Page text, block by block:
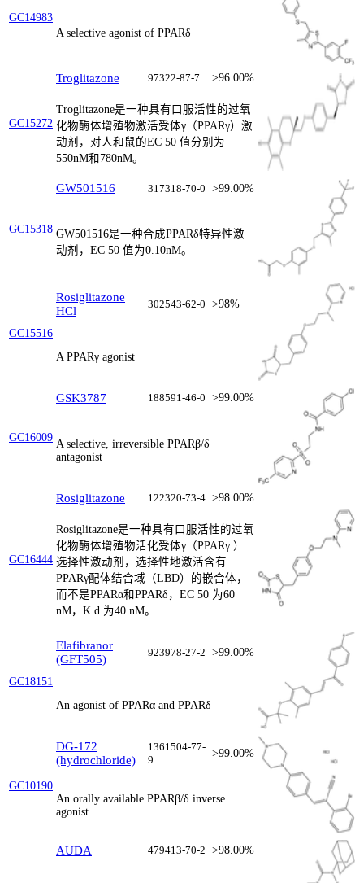
GC14983
A selective agonist of PPARδ
GC15272
Troglitazone 97322-87-7 >96.00%
Troglitazone是一种具有口服活性的过氧
化物酶体增殖物激活受体γ（PPARγ）激
动剂，对人和鼠的EC 50 值分别为
550nM和780nM。
GC15318
GW501516 317318-70-0 >99.00%
GW501516是一种合成PPARδ特异性激
动剂，EC 50 值为0.10nM。
GC15516
Rosiglitazone
HCl
302543-62-0 >98%
A PPARγ agonist
GC16009
GSK3787 188591-46-0 >99.00%
A selective, irreversible PPARβ/δ
antagonist
GC16444
Rosiglitazone 122320-73-4 >98.00%
Rosiglitazone是一种具有口服活性的过氧
化物酶体增殖物活化受体γ（PPARγ ）
选择性激动剂，选择性地激活含有
PPARγ配体结合域（LBD）的嵌合体，
而不是PPARα和PPARδ，EC 50 为60
nM，K d 为40 nM。
GC18151
Elafibranor
(GFT505)
923978-27-2 >99.00%
An agonist of PPARα and PPARδ
GC10190
DG-172
(hydrochloride)
1361504-77-
9
>99.00%
An orally available PPARβ/δ inverse
agonist
AUDA 479413-70-2 >98.00%